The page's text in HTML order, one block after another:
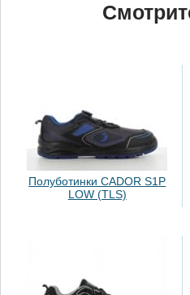
Полуботинки CADOR S1P
LOW (TLS)